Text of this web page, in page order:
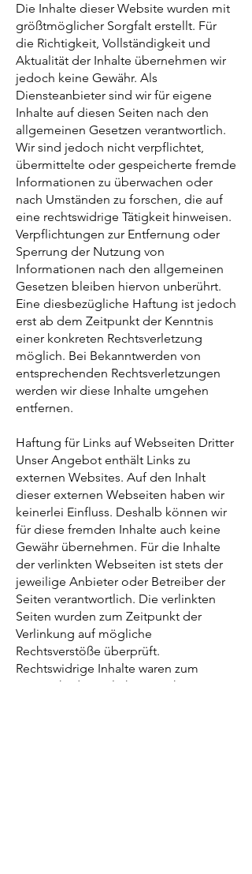
Die Inhalte dieser Website wurden mit
größtmöglicher Sorgfalt erstellt. Für
die Richtigkeit, Vollständigkeit und
Aktualität der Inhalte übernehmen wir
jedoch keine Gewähr. Als
Diensteanbieter sind wir für eigene
Inhalte auf diesen Seiten nach den
allgemeinen Gesetzen verantwortlich.
Wir sind jedoch nicht verpflichtet,
übermittelte oder gespeicherte fremde
Informationen zu überwachen oder
nach Umständen zu forschen, die auf
eine rechtswidrige Tätigkeit hinweisen.
Verpflichtungen zur Entfernung oder
Sperrung der Nutzung von
Informationen nach den allgemeinen
Gesetzen bleiben hiervon unberührt.
Eine diesbezügliche Haftung ist jedoch
erst ab dem Zeitpunkt der Kenntnis
einer konkreten Rechtsverletzung
möglich. Bei Bekanntwerden von
entsprechenden Rechtsverletzungen
werden wir diese Inhalte umgehen
entfernen.
Haftung für Links auf Webseiten Dritter
Unser Angebot enthält Links zu
externen Websites. Auf den Inhalt
dieser externen Webseiten haben wir
keinerlei Einfluss. Deshalb können wir
für diese fremden Inhalte auch keine
Gewähr übernehmen. Für die Inhalte
der verlinkten Webseiten ist stets der
jeweilige Anbieter oder Betreiber der
Seiten verantwortlich. Die verlinkten
Seiten wurden zum Zeitpunkt der
Verlinkung auf mögliche
Rechtsverstöße überprüft.
Rechtswidrige Inhalte waren zum
Zeitpunkt der Verlinkung nicht